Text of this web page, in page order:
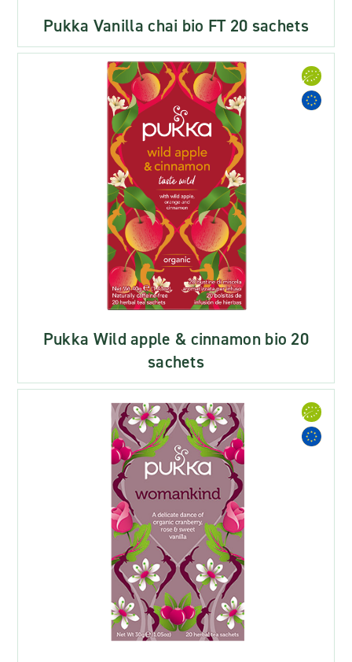
Pukka Vanilla chai bio FT 20 sachets
Pukka Wild apple & cinnamon bio 20
sachets